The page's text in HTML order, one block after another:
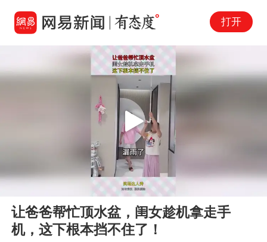
打开
Play
让爸爸帮忙顶水盆，闺女趁机拿走手
机，这下根本挡不住了！